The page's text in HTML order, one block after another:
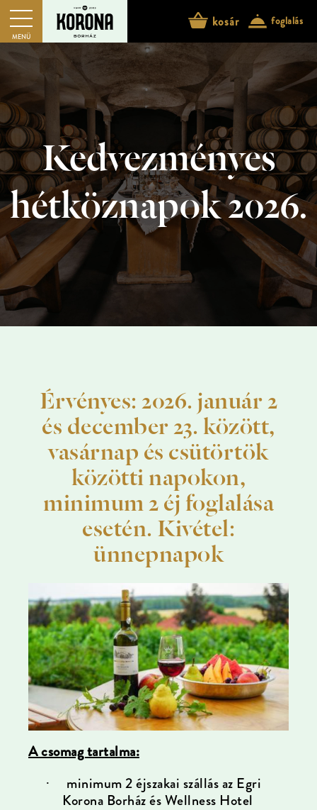
MENÜ
kosár foglalás
Kedvezményes
hétköznapok 2026.
Érvényes: 2026. január 2
és december 23. között,
vasárnap és csütörtök
közötti napokon,
minimum 2 éj foglalása
esetén. Kivétel:
ünnepnapok
A csomag tartalma:
·
minimum 2 éjszakai szállás az Egri
Korona Borház és Wellness Hotel